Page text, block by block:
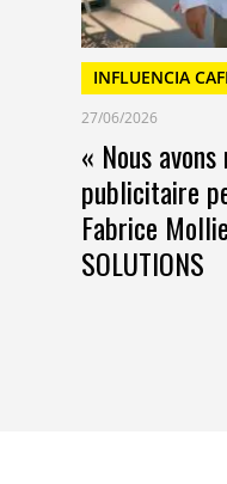
INFLUENCIA
27/06/2026
« Nous
publicitaire
Fabrice
SOLUTIONS